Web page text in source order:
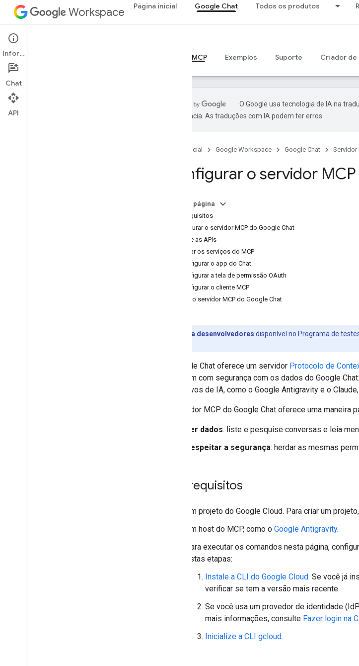
Workspace Página inicial Google Chat Todos os produtos
Google Chat
Visão geral Servidor MCP Exemplos Suporte Criador de
O Google usa tecnologia de IA na
preferência. As traduções com IA podem ter erros.
Página inicial Google Workspace Google Chat Servidor
Configurar o servidor
Nesta página
Pré-requisitos
Configurar o servidor MCP do Google Chat
Ative as APIs
Ativar os serviços do MCP
Configurar o app do Chat
Configurar a tela de permissão OAuth
Configurar o cliente MCP
Testar o servidor MCP do Google Chat
Prévia para desenvolvedores:disponível no Programa de
O Google Chat oferece um servidor Protocolo de
interajam com segurança com os dados do Google
aplicativos de IA, como o Google Antigravity e o
O servidor MCP do Google Chat oferece uma
Ler dados: liste e pesquise conversas e leia
Respeitar a segurança: herdar as mesmas
Pré-requisitos
Um projeto do Google Cloud. Para criar um
Um host do MCP, como o Google Antigravity.
Para executar os comandos nesta página,
estas etapas:
Instale a CLI do Google Cloud. Se você já
verificar se tem a versão mais recente.
Se você usa um provedor de identidade
mais informações, consulte Fazer login na
Inicialize a CLI gcloud.
Informações
Chat
API